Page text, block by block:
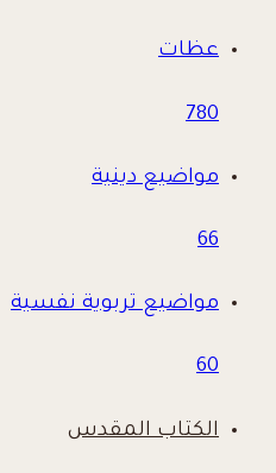
عظات
780
مواضيع دينية
66
مواضيع تربوية نفسية
60
الكتاب المقدس